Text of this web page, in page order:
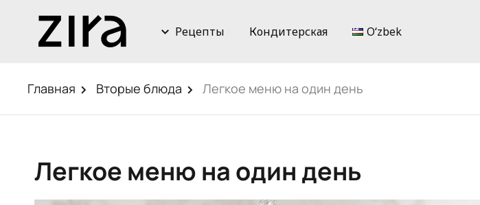
Рецепты Кондитерская Oʻzbek
Главная Вторые блюда Легкое меню на один день
Легкое меню на один день